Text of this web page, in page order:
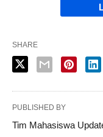
SHARE
PUBLISHED BY
Tim Mahasiswa